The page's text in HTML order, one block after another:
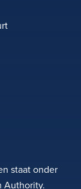
staat onder
Authority.